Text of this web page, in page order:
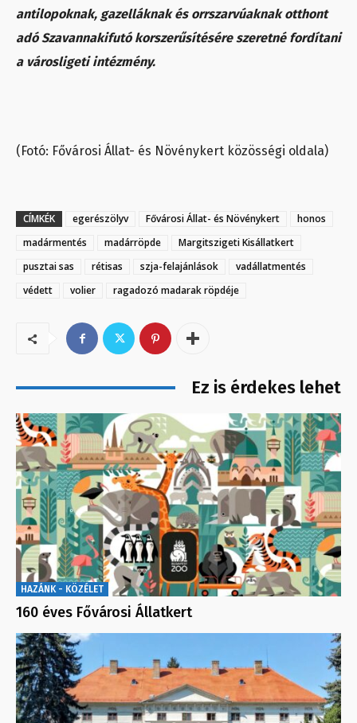
antilopoknak, gazelláknak és orrszarvúaknak otthont
adó Szavannakifutó korszerűsítésére szeretné fordítani
a városligeti intézmény.
(Fotó: Fővárosi Állat- és Növénykert közösségi oldala)
CÍMKÉK egerészölyv Fővárosi Állat- és Növénykert
honos
madármentés
madárröpde
Margitszigeti Kisállatkert
pusztai sas
rétisas szja-felajánlások
vadállatmentés
védett
volier ragadozó madarak röpdéje
Ez is érdekes lehet
HAZÁNK - KÖZÉLET
160 éves Fővárosi Állatkert